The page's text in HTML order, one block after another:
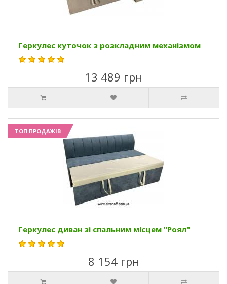
Геркулес куточок з розкладним механізмом
13 489 грн
ТОП ПРОДАЖІВ
Геркулес диван зі спальним місцем "Роял"
8 154 грн